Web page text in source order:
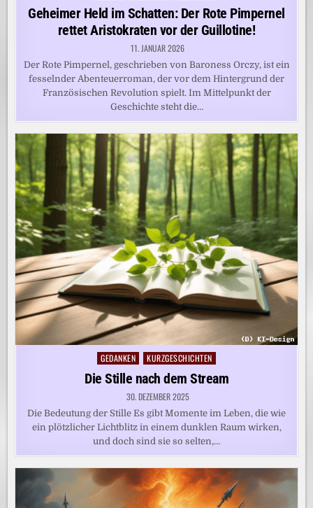
in
Geheimer Held im Schatten: Der Rote Pimpernel
rettet Aristokraten vor der Guillotine!
11. JANUAR 2026
Der Rote Pimpernel, geschrieben von Baroness Orczy, ist ein
fesselnder Abenteuerroman, der vor dem Hintergrund der
Französischen Revolution spielt. Im Mittelpunkt der
Geschichte steht die…
Posted
in
GEDANKEN KURZGESCHICHTEN
Die Stille nach dem Stream
30. DEZEMBER 2025
Die Bedeutung der Stille Es gibt Momente im Leben, die wie
ein plötzlicher Lichtblitz in einem dunklen Raum wirken,
und doch sind sie so selten,…